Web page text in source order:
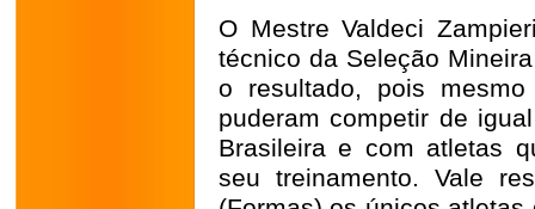
O Mestre Valdeci
técnico da Seleção
o resultado, pois
puderam competir de
Brasileira e com atletas
seu treinamento. Vale